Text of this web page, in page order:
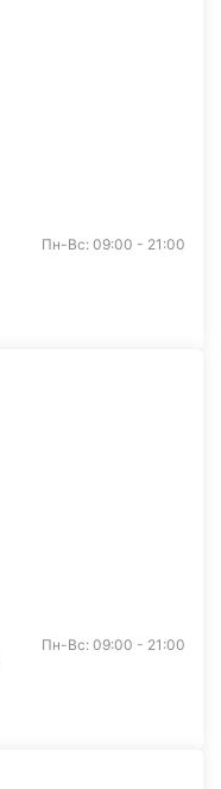
Пн-Вс: 09:00 - 21:00
Пн-Вс: 09:00 - 21:00